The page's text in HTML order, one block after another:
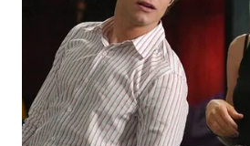
WAHANA
LISTRIK
WAHANA
TRAVEL